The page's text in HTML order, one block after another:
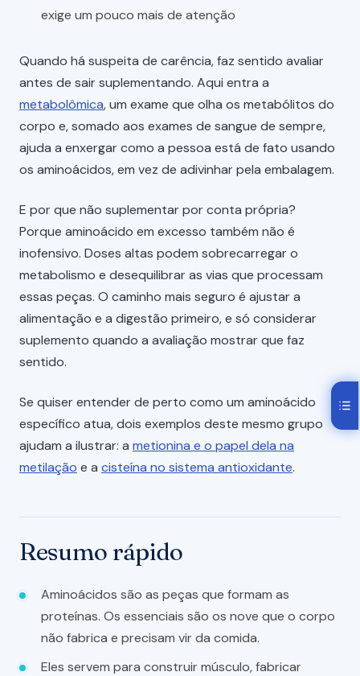
exige um pouco mais de atenção
Quando há suspeita de carência, faz sentido avaliar
antes de sair suplementando. Aqui entra a
metabolômica, um exame que olha os metabólitos do
corpo e, somado aos exames de sangue de sempre,
ajuda a enxergar como a pessoa está de fato usando
os aminoácidos, em vez de adivinhar pela embalagem.
E por que não suplementar por conta própria?
Porque aminoácido em excesso também não é
inofensivo. Doses altas podem sobrecarregar o
metabolismo e desequilibrar as vias que processam
essas peças. O caminho mais seguro é ajustar a
alimentação e a digestão primeiro, e só considerar
suplemento quando a avaliação mostrar que faz
sentido.
Se quiser entender de perto como um aminoácido
específico atua, dois exemplos deste mesmo grupo
ajudam a ilustrar: a metionina e o papel dela na
metilação e a cisteína no sistema antioxidante.
Resumo rápido
Aminoácidos são as peças que formam as
proteínas. Os essenciais são os nove que o corpo
não fabrica e precisam vir da comida.
Eles servem para construir músculo, fabricar